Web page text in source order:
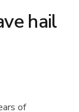
hail
of